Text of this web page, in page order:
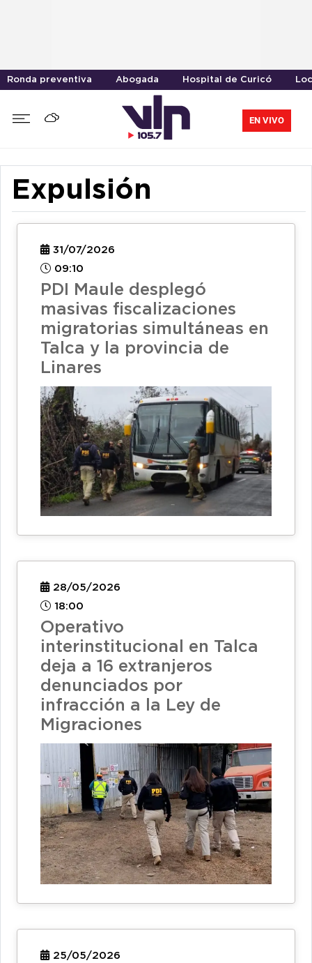
Ronda preventiva Abogada Hospital de Curicó
EN VIVO
Expulsión
31/07/2026
09:10
PDI Maule desplegó
masivas fiscalizaciones
migratorias simultáneas en
Talca y la provincia de
Linares
28/05/2026
18:00
Operativo
interinstitucional en Talca
deja a 16 extranjeros
denunciados por
infracción a la Ley de
Migraciones
25/05/2026